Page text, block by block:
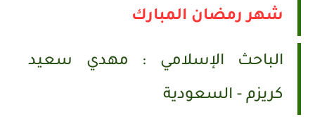
شهر رمضان المبارك
الباحث الإسلامي : مهدي سعيد
كريزم - السعودية